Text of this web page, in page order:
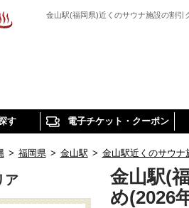
金山駅(福岡県)近くのサウナ施設の割引
す 電子チケット・クーポン
> 福岡県 > 金山駅 > 金山駅近くのサウナ
金山駅(
め(2026
ア